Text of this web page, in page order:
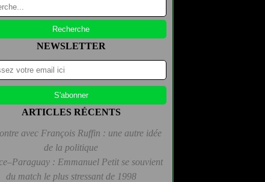
NEWSLETTER
ARTICLES RÉCENTS
avec François Ruffin : une autre idée
de la politique
: Emmanuel Petit se souvient
du match le plus stressant de 1998